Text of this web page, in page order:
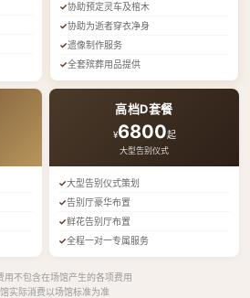
协助预定灵车及棺木
协助为逝者穿衣净身
遗像制作服务
全套殡葬用品提供
高档D套餐
¥6800起
大型告别仪式
大型告别仪式策划
告别厅豪华布置
鲜花告别厅布置
全程一对一专属服务
用不包含在场馆产生的各项费用
实际消费以场馆标准为准